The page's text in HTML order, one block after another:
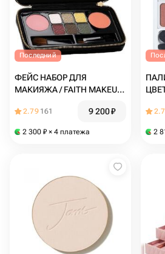
Последний
ФЕЙС НАБОР ДЛЯ
МАКИЯЖА / FAITH MAKEUP
2.79 161 9 200₽
2 300 ₽ × 4 платежа 2